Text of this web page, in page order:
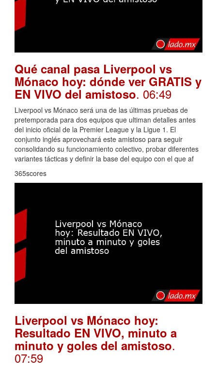
Qué canal pasa Liverpool vs
Mónaco hoy: dónde ver GRATIS y
EN VIVO del amistoso. 06:49
Liverpool vs Mónaco será una de las últimas pruebas de
pretemporada para dos equipos que ultiman detalles antes
del inicio oficial de la Premier League y la Ligue 1. El
conjunto inglés aprovechará este amistoso para seguir
consolidando su funcionamiento colectivo, probar diferentes
variantes tácticas y definir la base del equipo con el que af
365scores
Liverpool vs Mónaco hoy:
Resultado EN VIVO, minuto a
minuto y goles del amistoso.
07:59